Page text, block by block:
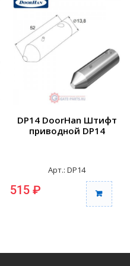
DP14 DoorHan Штифт
приводной DP14
Арт.: DP14
515 ₽